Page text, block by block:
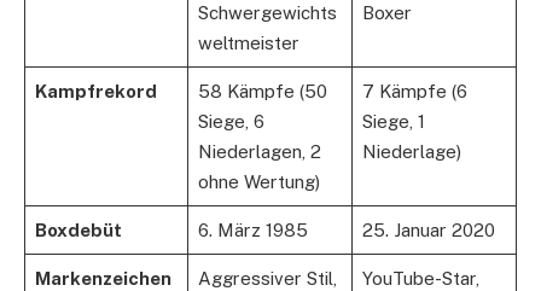
Schwergewichts
weltmeister
Boxer
Kampfrekord
58 Kämpfe (50
Siege, 6
Niederlagen, 2
ohne Wertung)
7 Kämpfe (6
Siege, 1
Niederlage)
Boxdebüt 6. März 1985 25. Januar 2020
Markenzeichen
Aggressiver Stil,
YouTube-Star,